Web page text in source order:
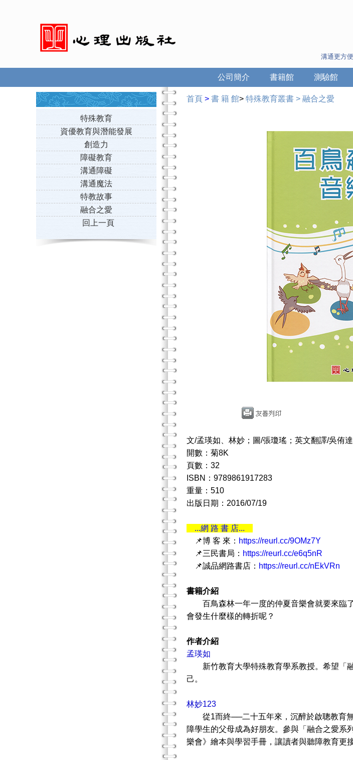
溝通更方便
測驗館
書籍館
公司簡介
特殊教育
資優教育與潛能發展
創造力
障礙教育
溝通障礙
溝通魔法
特教故事
融合之愛
回上一頁
首頁 > 書 籍 館> 特殊教育叢書 > 融合之愛
文/孟瑛如、林妙；圖/張瓊瑤；英文翻譯/吳侑達
開數：菊8K
頁數：32
ISBN：9789861917283
重量：510
出版日期：2016/07/19
...網 路 書 店...
📌博 客 來： https://reurl.cc/9OMz7Y
📌三民書局： https://reurl.cc/e6q5nR
📌誠品網路書店： https://reurl.cc/nEkVRn
書籍介紹
百鳥森林一年一度的仲夏音樂會就要來臨了
會發生什麼樣的轉折呢？
作者介紹
孟瑛如
新竹教育大學特殊教育學系教授。希望「融
己。
林妙123
從1而終──二十五年來，沉醉於啟聰教育無
障學生的父母成為好朋友。參與「融合之愛系
樂會》繪本與學習手冊，讓讀者與聽障教育更接